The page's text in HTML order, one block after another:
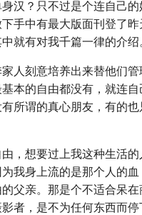
汉？只不过是个连自己
手中有最大版面刊登了
就有对我千篇一律的介绍
人刻意培养出来替他们
本的自由都没有，就连
所谓的真心朋友，有的
，想要过上我这种生活的
我身上流的是那个人的
父亲。那是个不适合呆在
者，是不为任何东西而停